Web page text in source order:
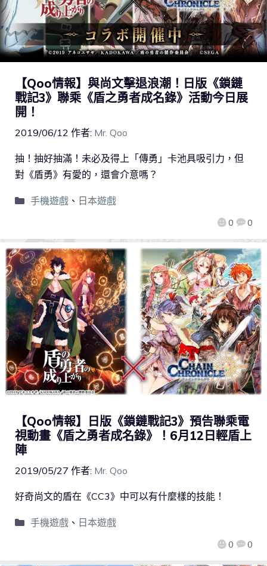
【Qoo情報】與尚文擊退浪潮！日版《鎖鏈
戰記3》聯乘《盾之勇者成名錄》活動今日展
開！
2019/06/12 作者: Mr. Qoo
0 0
抽！抽好抽滿！未必及得上「傳勇」卡池具吸引力，但
對《盾勇》有愛的，還會介意嗎？
手機遊戲、 日本遊戲
【Qoo情報】日版《鎖鏈戰記3》預告聯乘電
視動畫《盾之勇者成名錄》！6月12日輕盾上
陣
2019/05/27 作者: Mr. Qoo
0 0
好奇尚文的盾在《CC3》中可以有什麼樣的技能！
手機遊戲、 日本遊戲